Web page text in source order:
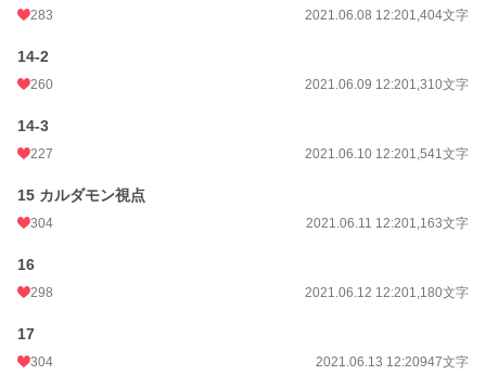
283 2021.06.08 12:201,404文字
14-2
260 2021.06.09 12:201,310文字
14-3
227 2021.06.10 12:201,541文字
15 カルダモン視点
304 2021.06.11 12:201,163文字
16
298 2021.06.12 12:201,180文字
17
304 2021.06.13 12:20947文字